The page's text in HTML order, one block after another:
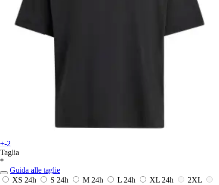
+-2
Taglia
*
Guida alle taglie
XS 24h S 24h M 24h L 24h XL 24h
2XL